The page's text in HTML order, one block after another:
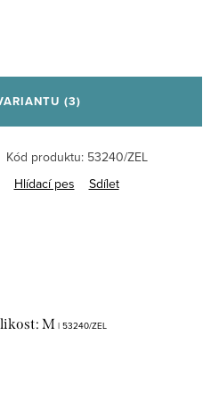
(3)
Kód produktu: 53240/ZEL
Hlídací pes Sdílet
M | 53240/ZEL